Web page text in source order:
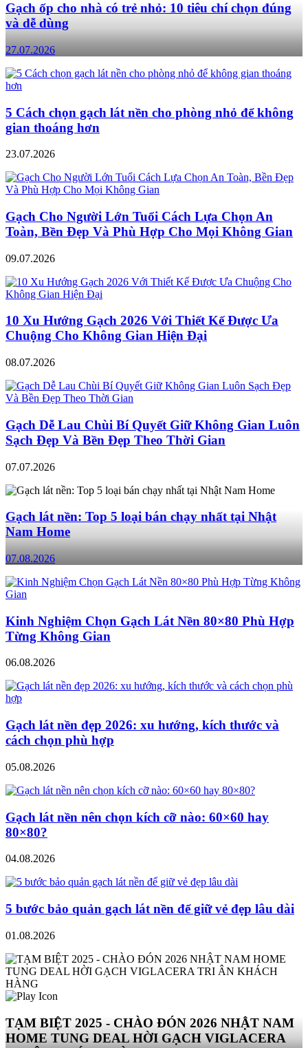
Gạch ốp cho nhà có trẻ nhỏ: 10 tiêu chí chọn đúng
và dễ dùng
27.07.2026
5 Cách chọn gạch lát nền cho phòng nhỏ để không
gian thoáng hơn
23.07.2026
Gạch Cho Người Lớn Tuổi Cách Lựa Chọn An
Toàn, Bền Đẹp Và Phù Hợp Cho Mọi Không Gian
09.07.2026
10 Xu Hướng Gạch 2026 Với Thiết Kế Được Ưa
Chuộng Cho Không Gian Hiện Đại
08.07.2026
Gạch Dễ Lau Chùi Bí Quyết Giữ Không Gian Luôn
Sạch Đẹp Và Bền Đẹp Theo Thời Gian
07.07.2026
Gạch lát nền: Top 5 loại bán chạy nhất tại Nhật
Nam Home
07.08.2026
Kinh Nghiệm Chọn Gạch Lát Nền 80×80 Phù Hợp
Từng Không Gian
06.08.2026
Gạch lát nền đẹp 2026: xu hướng, kích thước và
cách chọn phù hợp
05.08.2026
Gạch lát nền nên chọn kích cỡ nào: 60×60 hay
80×80?
04.08.2026
5 bước bảo quản gạch lát nền để giữ vẻ đẹp lâu dài
01.08.2026
TẠM BIỆT 2025 - CHÀO ĐÓN 2026 NHẬT NAM
HOME TUNG DEAL HỜI GẠCH VIGLACERA